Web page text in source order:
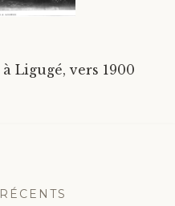
Ligugé, vers 1900